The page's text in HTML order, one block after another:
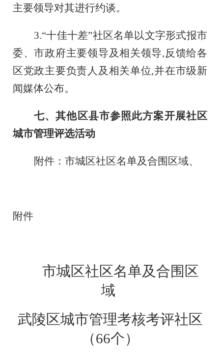
主要领导对其进行约谈。
3.“十佳十差”社区名单以文字形式报市
委、市政府主要领导及相关领导,反馈给各
区党政主要负责人及相关单位,并在市级新
闻媒体公布。
七、其他区县市参照此方案开展社区
城市管理评选活动
附件：市城区社区名单及合围区域、
附件
市城区社区名单及合围区
域
武陵区城市管理考核考评社区
（66个）